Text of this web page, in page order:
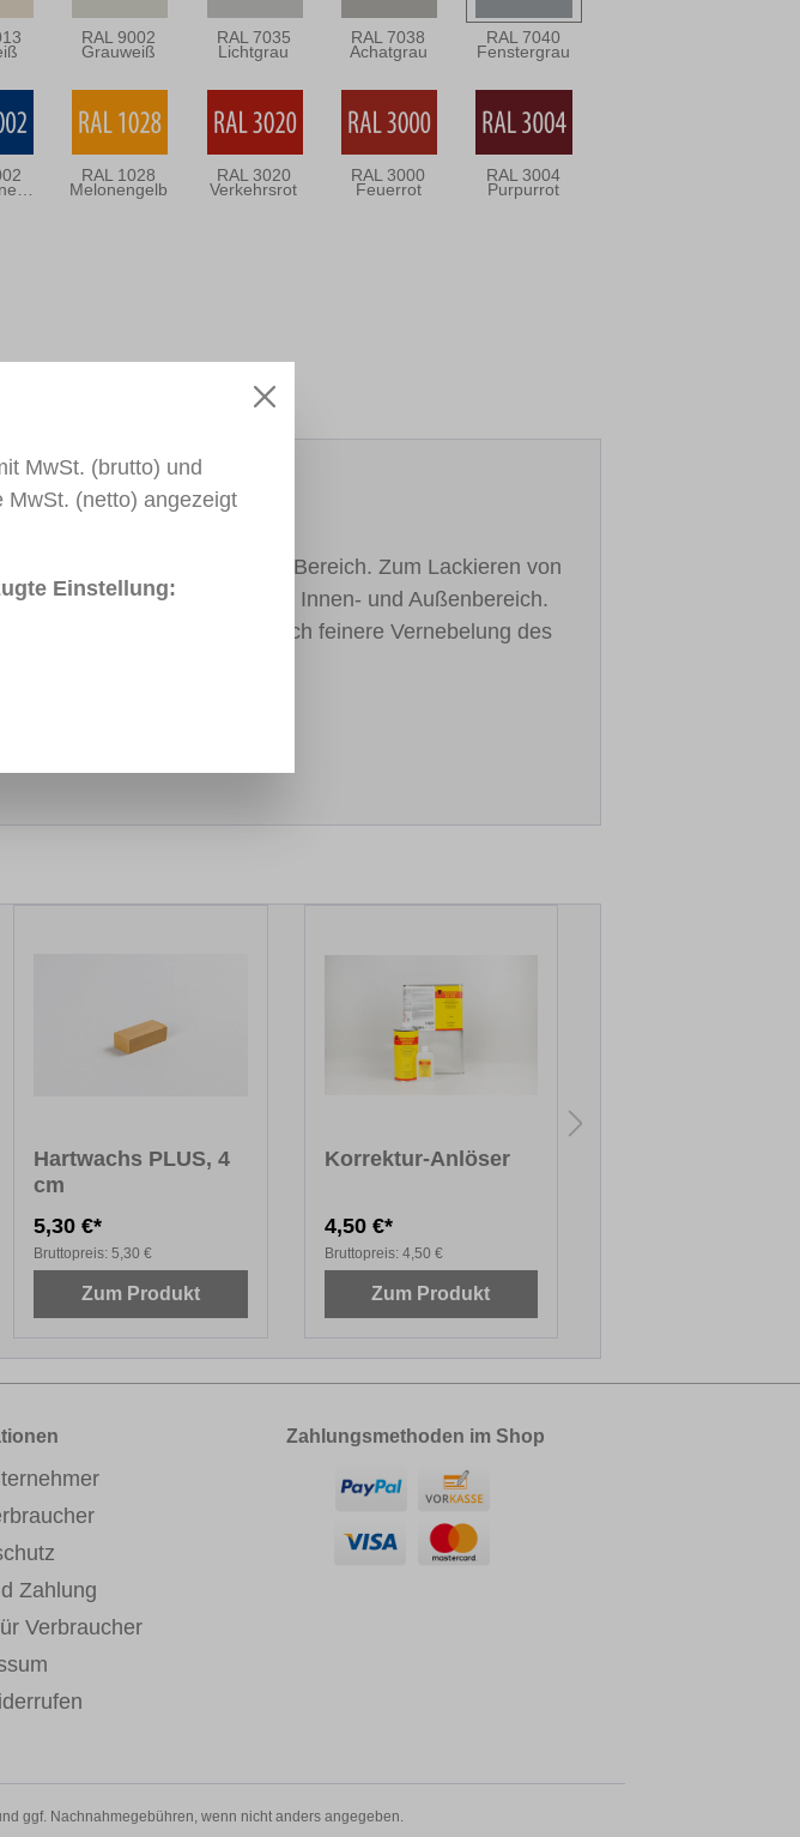
RAL 9002
Grauweiß
RAL 7035
Lichtgrau
RAL 7038
Achatgrau
RAL 7040
Fenstergrau
RAL 1028
Melonengelb
RAL 3020
Verkehrsrot
RAL 3000
Feuerrot
RAL 3004
Purpurrot
im UNI-Bereich. Zum Lackieren von
Kunststoffen und Metall im Innen- und Außenbereich.
Sprühen und noch feinere Vernebelung des
Hartwachs PLUS, 4
cm
5,30 €*
Bruttopreis: 5,30 €
Zum Produkt
Korrektur-Anlöser
4,50 €*
Bruttopreis: 4,50 €
Zum Produkt
Zahlung
Verbraucher
Zahlungsmethoden im Shop
ggf. Nachnahmegebühren, wenn nicht anders angegeben.
MwSt. (brutto) und
MwSt. (netto) angezeigt
Einstellung: